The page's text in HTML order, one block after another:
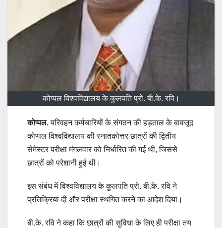
कोप्पल विश्वविद्यालय के कुलपति प्रो. बी.के. रवि।
कोप्पल.परिवहन कर्मचारियों के संगठन की हड़ताल के बावजूद
कोप्पल विश्वविद्यालय की स्नातकोत्तर छात्रों की द्वितीय
सेमेस्टर परीक्षा मंगलवार को निर्धारित की गई थी, जिससे
छात्रों को परेशानी हुई थी।
इस संबंध में विश्वविद्यालय के कुलपति प्रो. बी.के. रवि ने
प्रतिक्रिया दी और परीक्षा स्थगित करने का आदेश दिया।
बी.के. रवि ने कहा कि छात्रों की सुविधा के लिए ही परीक्षा तय